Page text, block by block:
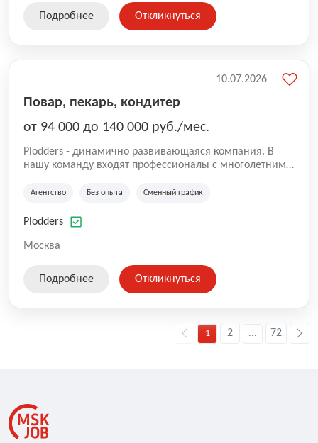
Подробнее Откликнуться
Повар, пекарь, кондитер
от 94 000 до 140 000 руб./мес.
Plodders - динамично развивающаяся компания. В
нашу команду входят профессионалы с многолетним
на рынке аутсорсинга, а накопленный опыт позволяют
оказываемых услуг.
Агентство Без опыта Сменный график
Plodders
Москва
10.07.2026
Подробнее Откликнуться
1 2 ... 72